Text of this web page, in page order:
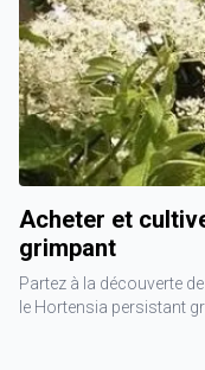
Acheter et
grimpant
Partez à la découverte
le Hortensia persistant